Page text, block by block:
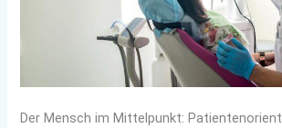
Der Mensch im Mittelpunkt: